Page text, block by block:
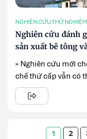
NGHIÊN CỨU THỬ NGHIỆM
Nghiên cứu đánh
sản xuất bê tông
» Nghiên cứu mới
chế thứ cấp vẫn có
1 2